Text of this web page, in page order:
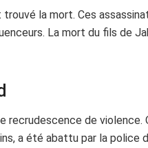
la mort. Ces
La mort du fils de
recrudescence de violence.
a été abattu par la police